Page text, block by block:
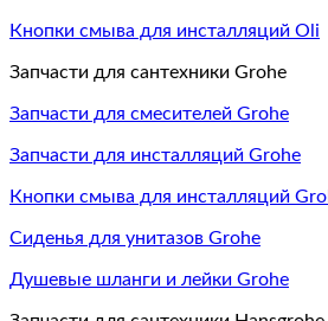
Кнопки смыва для инсталляций Oli
Запчасти для сантехники Grohe
Запчасти для смесителей Grohe
Запчасти для инсталляций Grohe
Кнопки смыва для инсталляций
Сиденья для унитазов Grohe
Душевые шланги и лейки Grohe